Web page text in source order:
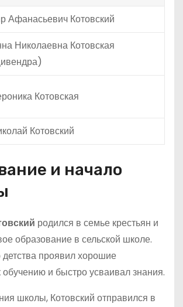
Афанасьевич Котовский
Николаевна Котовская
Котовская
Котовский
и начало
родился в семье крестьян и
образование в сельской школе.
проявил хорошие
обучению и быстро усваивал знания.
школы, Котовский отправился в